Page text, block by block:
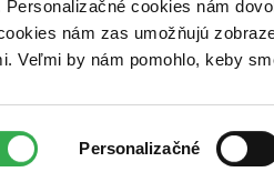
cookies nám
nám zas umožňujú
Veľmi by nám pomohlo, keby
Personalizačné